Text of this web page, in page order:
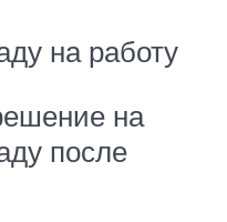
на работу
на
после